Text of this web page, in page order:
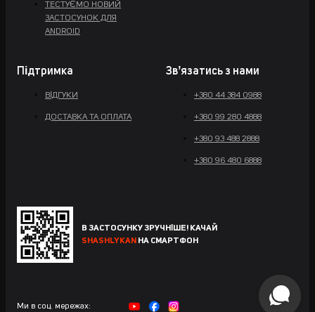
ТЕСТУЄМО НОВИЙ
ЗАСТОСУНОК ДЛЯ
ANDROID
Підтримка
ВІДГУКИ
ДОСТАВКА ТА ОПЛАТА
Звʼязатись з нами
+380 44 384 0988
+380 99 280 4888
+380 93 488 2888
+380 96 480 6888
В ЗАСТОСУНКУ ЗРУЧНІШЕ! КАЧАЙ
SHASHLYKAN НА СМАРТФОН
Ми в соц. мережах: